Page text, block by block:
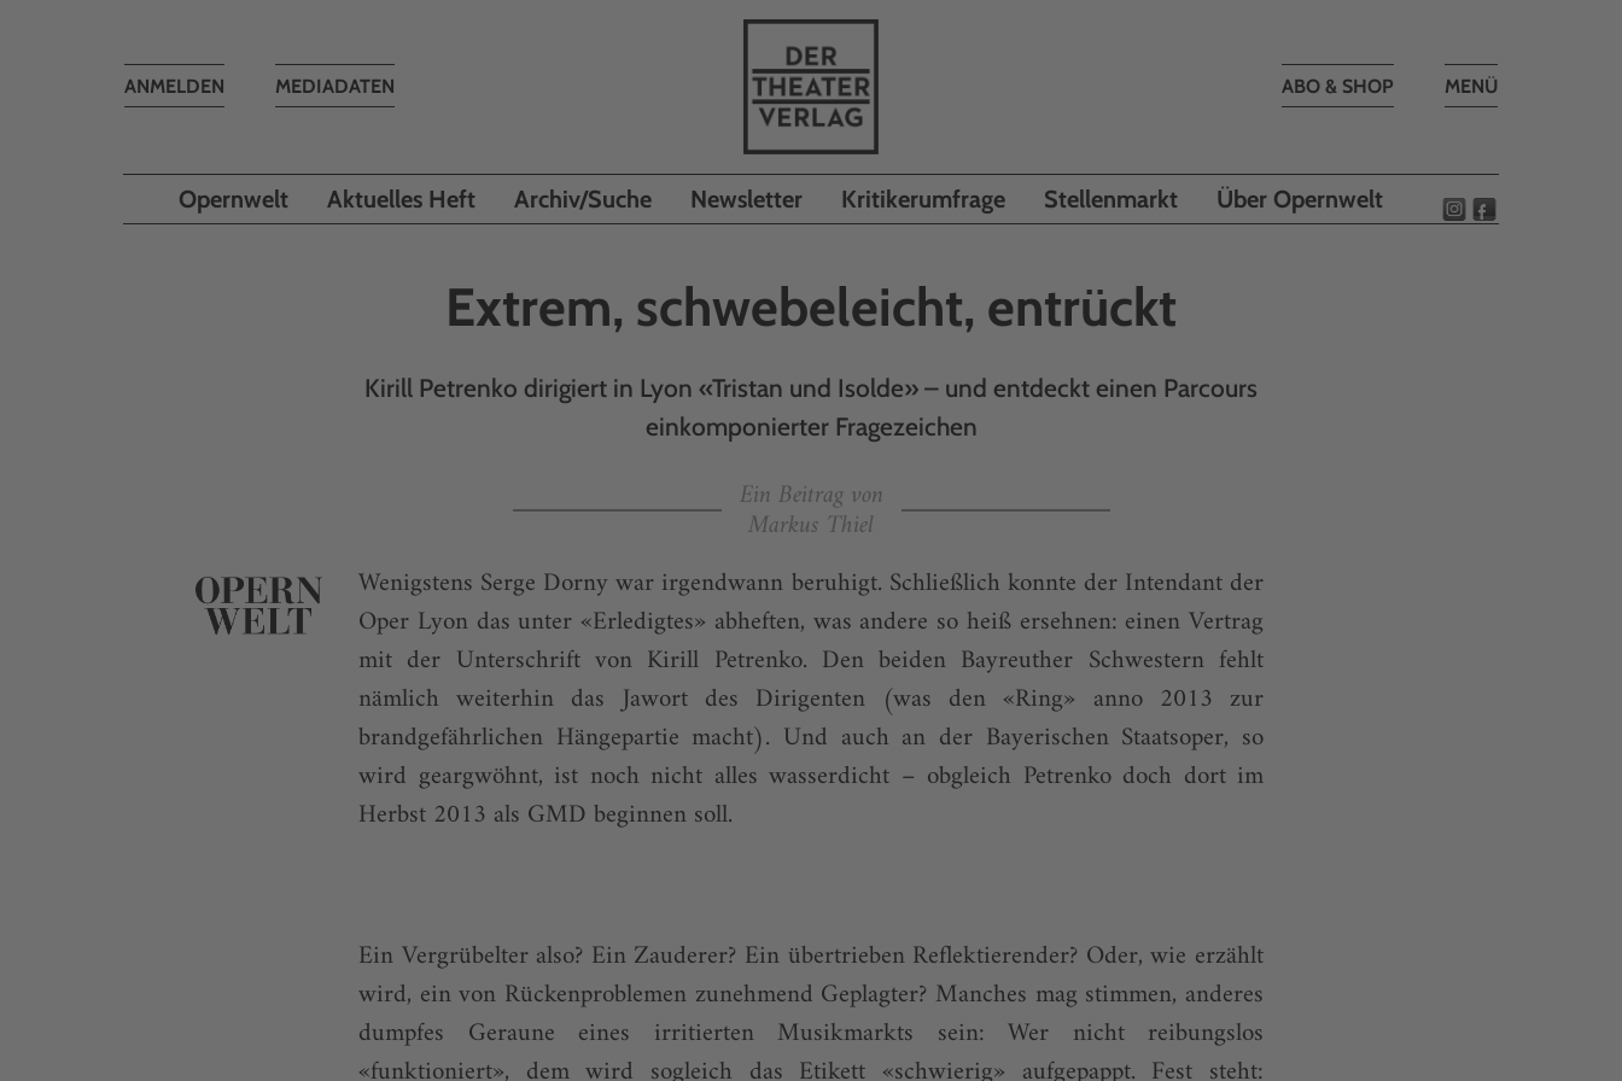
Toggle
MENÜ
ABO & SHOP
MEDIADATEN
Toggle
ANMELDEN
Opernwelt Aktuelles Heft Archiv/Suche Newsletter Kritikerumfrage Stellenmarkt Über Opernwelt
Extrem, schwebeleicht, entrückt
Kirill Petrenko dirigiert in Lyon «Tristan und Isolde» – und entdeckt einen Parcours
einkomponierter Fragezeichen
Ein Beitrag von
Markus Thiel
Wenigstens Serge Dorny war irgendwann beruhigt. Schließlich konnte der Intendant der
Oper Lyon das unter «Erledigtes» abheften, was andere so heiß ersehnen: einen Vertrag
mit der Unterschrift von Kirill Petrenko. Den beiden Bayreuther Schwestern fehlt
nämlich weiterhin das Jawort des Dirigenten (was den «Ring» anno 2013 zur
brandgefährlichen Hängepartie macht). Und auch an der Bayerischen Staatsoper, so
wird geargwöhnt, ist noch nicht alles wasserdicht – obgleich Petrenko doch dort im
Herbst 2013 als GMD beginnen soll.
Ein Vergrübelter also? Ein Zauderer? Ein übertrieben Reflektierender? Oder, wie erzählt
wird, ein von Rückenproblemen zunehmend Geplagter? Manches mag stimmen, anderes
dumpfes Geraune eines irritierten Musikmarkts sein: Wer nicht reibungslos
«funktioniert», dem wird sogleich das Etikett «schwierig» aufgepappt. Fest steht: